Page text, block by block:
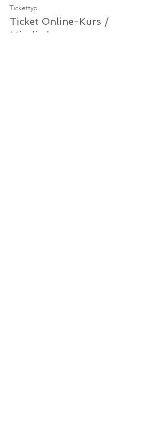
Tickettyp
Ticket Online-Kurs /
Mitglied